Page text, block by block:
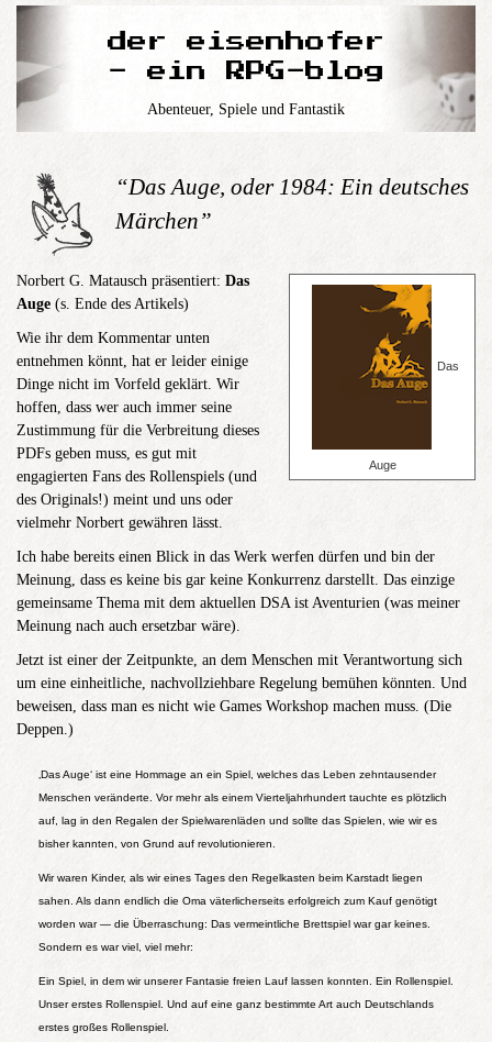
der eisenhofer
- ein RPG-blog
Abenteuer, Spiele und Fantastik
“Das Auge, oder 1984: Ein deutsches
Märchen”
Das
Auge
Norbert G. Matausch präsentiert: Das
Auge (s. Ende des Artikels)
Wie ihr dem Kommentar unten
entnehmen könnt, hat er leider einige
Dinge nicht im Vorfeld geklärt. Wir
hoffen, dass wer auch immer seine
Zustimmung für die Verbreitung dieses
PDFs geben muss, es gut mit
engagierten Fans des Rollenspiels (und
des Originals!) meint und uns oder
vielmehr Norbert gewähren lässt.
Ich habe bereits einen Blick in das Werk werfen dürfen und bin der
Meinung, dass es keine bis gar keine Konkurrenz darstellt. Das einzige
gemeinsame Thema mit dem aktuellen DSA ist Aventurien (was meiner
Meinung nach auch ersetzbar wäre).
Jetzt ist einer der Zeitpunkte, an dem Menschen mit Verantwortung sich
um eine einheitliche, nachvollziehbare Regelung bemühen könnten. Und
beweisen, dass man es nicht wie Games Workshop machen muss. (Die
Deppen.)
‚Das Auge‘ ist eine Hommage an ein Spiel, welches das Leben zehntausender
Menschen veränderte. Vor mehr als einem Vierteljahrhundert tauchte es plötzlich
auf, lag in den Regalen der Spielwarenläden und sollte das Spielen, wie wir es
bisher kannten, von Grund auf revolutionieren.
Wir waren Kinder, als wir eines Tages den Regelkasten beim Karstadt liegen
sahen. Als dann endlich die Oma väterlicherseits erfolgreich zum Kauf genötigt
worden war — die Überraschung: Das vermeintliche Brettspiel war gar keines.
Sondern es war viel, viel mehr:
Ein Spiel, in dem wir unserer Fantasie freien Lauf lassen konnten. Ein Rollenspiel.
Unser erstes Rollenspiel. Und auf eine ganz bestimmte Art auch Deutschlands
erstes großes Rollenspiel.